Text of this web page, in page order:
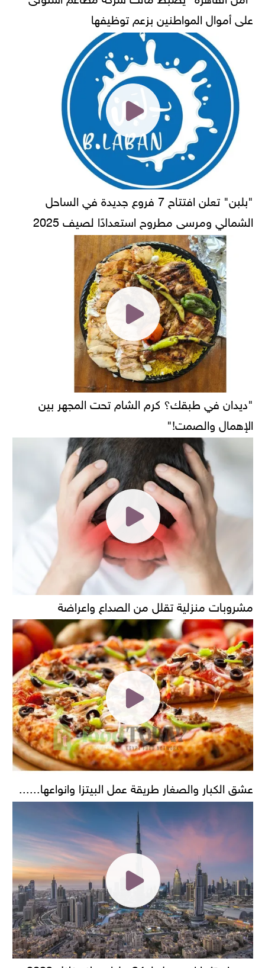
على أموال المواطنين بزعم توظيفها
"بلبن" تعلن افتتاح 7 فروع جديدة في الساحل
الشمالي ومرسى مطروح استعدادًا لصيف 2025
"ديدان في طبقك؟ كرم الشام تحت المجهر بين
الإهمال والصمت!"
مشروبات منزلية تقلل من الصداع واعراضة
عشق الكبار والصغار طريقة عمل البيتزا وانواعها......